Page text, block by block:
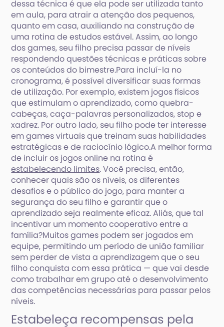
dessa técnica é que ela pode ser utilizada tanto
em aula, para atrair a atenção dos pequenos,
quanto em casa, auxiliando na construção de
uma rotina de estudos estável. Assim, ao longo
dos games, seu filho precisa passar de níveis
respondendo questões técnicas e práticas sobre
os conteúdos do bimestre.Para incluí-la no
cronograma, é possível diversificar suas formas
de utilização. Por exemplo, existem jogos físicos
que estimulam o aprendizado, como quebra-
cabeças, caça-palavras personalizados, stop e
xadrez. Por outro lado, seu filho pode ter interesse
em games virtuais que treinam suas habilidades
estratégicas e de raciocínio lógico.A melhor forma
de incluir os jogos online na rotina é
estabelecendo limites. Você precisa, então,
conhecer quais são os níveis, os diferentes
desafios e o público do jogo, para manter a
segurança do seu filho e garantir que o
aprendizado seja realmente eficaz. Aliás, que tal
incentivar um momento cooperativo entre a
família?Muitos games podem ser jogados em
equipe, permitindo um período de união familiar
sem perder de vista a aprendizagem que o seu
filho conquista com essa prática — que vai desde
como trabalhar em grupo até o desenvolvimento
das competências necessárias para passar pelos
níveis.
Estabeleça recompensas pela